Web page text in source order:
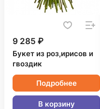
9 285 ₽
Букет из роз,ирисов и
гвоздик
Подробнее
В корзину